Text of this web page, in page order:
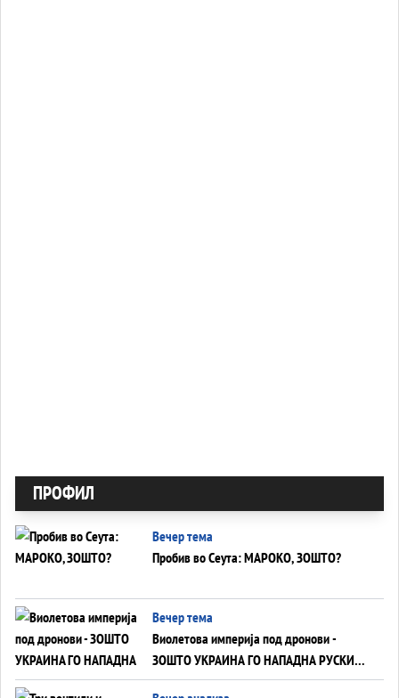
ПРОФИЛ
Вечер тема
Пробив во Сеута: МАРОКО, ЗОШТО?
Вечер тема
Виолетова империја под дронови -
ЗОШТО УКРАИНА ГО НАПАДНА РУСКИОТ
WILDBERRIES